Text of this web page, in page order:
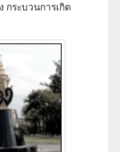
กระบวนการเกิด